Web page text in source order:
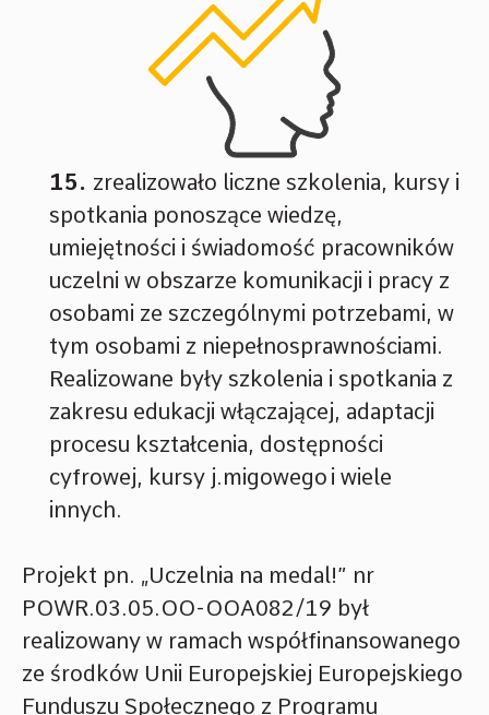
zrealizowało liczne szkolenia, kursy i
spotkania ponoszące wiedzę,
umiejętności i świadomość pracowników
uczelni w obszarze komunikacji i pracy z
osobami ze szczególnymi potrzebami, w
tym osobami z niepełnosprawnościami.
Realizowane były szkolenia i spotkania z
zakresu edukacji włączającej, adaptacji
procesu kształcenia, dostępności
cyfrowej, kursy j.migowego i wiele
innych.
Projekt pn. „Uczelnia na medal!” nr
POWR.03.05.OO-OOA082/19 był
realizowany w ramach współfinansowanego
ze środków Unii Europejskiej Europejskiego
Funduszu Społecznego z Programu